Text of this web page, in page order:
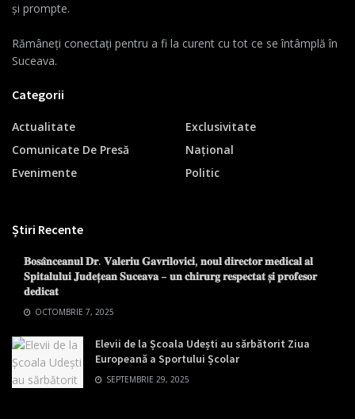
și prompte.
Rămâneți conectați pentru a fi la curent cu tot ce se întâmplă în
Suceava.
Categorii
Actualitate
Comunicate De Presă
Evenimente
Exclusivitate
Național
Politic
Știri Recente
𝐁𝐨𝐬𝐚̂𝐧𝐜𝐞𝐚𝐧𝐮𝐥 𝐃𝐫. 𝐕𝐚𝐥𝐞𝐫𝐢𝐮 𝐆𝐚𝐯𝐫𝐢𝐥𝐨𝐯𝐢𝐜𝐢, 𝐧𝐨𝐮𝐥 𝐝𝐢𝐫𝐞𝐜𝐭𝐨𝐫 𝐦𝐞𝐝𝐢𝐜𝐚𝐥 𝐚𝐥
𝐒𝐩𝐢𝐭𝐚𝐥𝐮𝐥𝐮𝐢 𝐉𝐮𝐝𝐞𝐭̦𝐞𝐚𝐧 𝐒𝐮𝐜𝐞𝐚𝐯𝐚 – 𝐮𝐧 𝐜𝐡𝐢𝐫𝐮𝐫𝐠 𝐫𝐞𝐬𝐩𝐞𝐜𝐭𝐚𝐭 𝐬̦𝐢 𝐩𝐫𝐨𝐟𝐞𝐬𝐨𝐫
𝐝𝐞𝐝𝐢𝐜𝐚𝐭
OCTOMBRIE 7, 2025
Elevii de la Școala Udești au sărbătorit Ziua
Europeană a Sportului Școlar
SEPTEMBRIE 29, 2025